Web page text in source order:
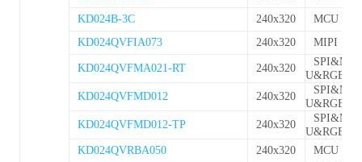
KD024B-3C
240x320
MCU
KD024QVFIA073
240x320
MIPI
KD024QVFMA021-RT
240x320
SPI&MC
U&RGB
KD024QVFMD012
240x320
SPI&MC
U&RGB
KD024QVFMD012-TP
240x320
SPI&MC
U&RGB
KD024QVRBA050
240x320
MCU